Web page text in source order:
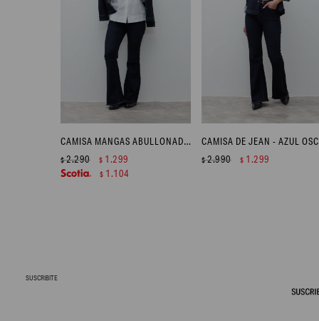
CAMISA MANGAS ABULLONADAS - BLANCO
$2.290 $ 1.299
$ 1.104
$2.990 $ 1.299
SUSCRIBITE